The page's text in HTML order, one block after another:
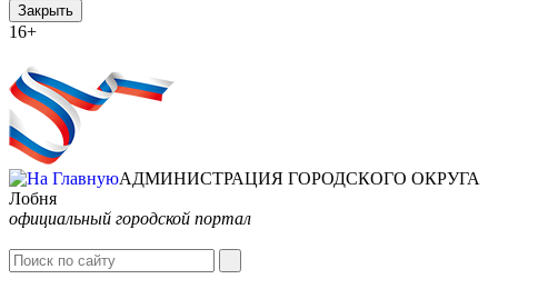
Закрыть
16+
АДМИНИСТРАЦИЯ ГОРОДСКОГО ОКРУГА
Лобня
официальный городской портал